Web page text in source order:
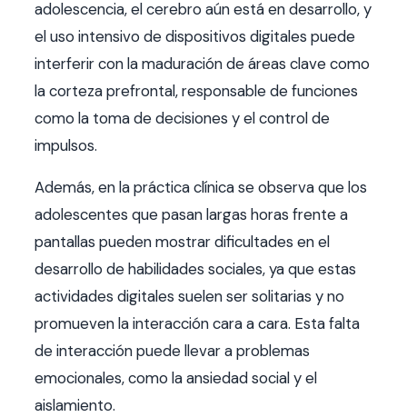
adolescencia, el cerebro aún está en desarrollo, y
el uso intensivo de dispositivos digitales puede
interferir con la maduración de áreas clave como
la corteza prefrontal, responsable de funciones
como la toma de decisiones y el control de
impulsos.
Además, en la práctica clínica se observa que los
adolescentes que pasan largas horas frente a
pantallas pueden mostrar dificultades en el
desarrollo de habilidades sociales, ya que estas
actividades digitales suelen ser solitarias y no
promueven la interacción cara a cara. Esta falta
de interacción puede llevar a problemas
emocionales, como la ansiedad social y el
aislamiento.